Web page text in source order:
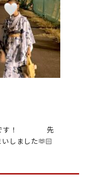
沢です！ 先
しました🫶🏻